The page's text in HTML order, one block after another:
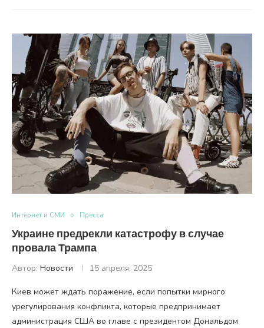
Интернет и СМИ Пресса
Украине предрекли катастрофу в случае
провала Трампа
Автор: Новости 15 апреля, 2025
Киев может ждать поражение, если попытки мирного
урегулирования конфликта, которые предпринимает
администрация США во главе с президентом Дональдом